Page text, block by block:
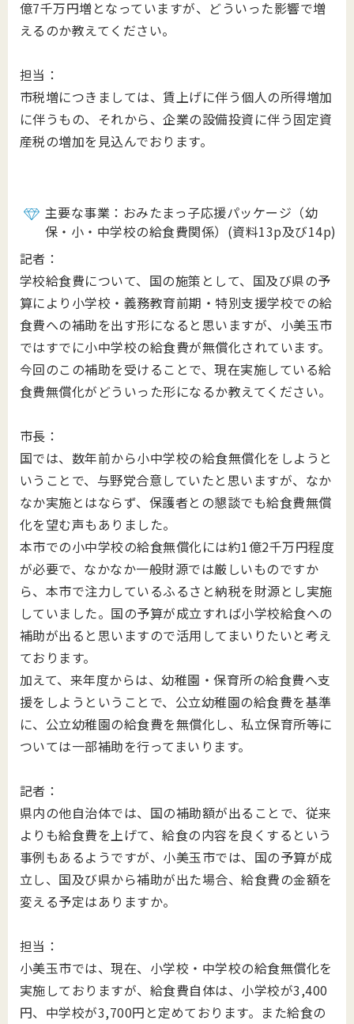
億7千万円増となっていますが、どういった影響で増
えるのか教えてください。
担当：
市税増につきましては、賃上げに伴う個人の所得増加
に伴うもの、それから、企業の設備投資に伴う固定資
産税の増加を見込んでおります。
主要な事業：おみたまっ子応援パッケージ（幼
保・小・中学校の給食費関係）(資料13p及び14p)
記者：
学校給食費について、国の施策として、国及び県の予
算により小学校・義務教育前期・特別支援学校での給
食費への補助を出す形になると思いますが、小美玉市
ではすでに小中学校の給食費が無償化されています。
今回のこの補助を受けることで、現在実施している給
食費無償化がどういった形になるか教えてください。
市長：
国では、数年前から小中学校の給食無償化をしようと
いうことで、与野党合意していたと思いますが、なか
なか実施とはならず、保護者との懇談でも給食費無償
化を望む声もありました。
本市での小中学校の給食無償化には約1億2千万円程度
が必要で、なかなか一般財源では厳しいものですか
ら、本市で注力しているふるさと納税を財源とし実施
していました。国の予算が成立すれば小学校給食への
補助が出ると思いますので活用してまいりたいと考え
ております。
加えて、来年度からは、幼稚園・保育所の給食費へ支
援をしようということで、公立幼稚園の給食費を基準
に、公立幼稚園の給食費を無償化し、私立保育所等に
ついては一部補助を行ってまいります。
記者：
県内の他自治体では、国の補助額が出ることで、従来
よりも給食費を上げて、給食の内容を良くするという
事例もあるようですが、小美玉市では、国の予算が成
立し、国及び県から補助が出た場合、給食費の金額を
変える予定はありますか。
担当：
小美玉市では、現在、小学校・中学校の給食無償化を
実施しておりますが、給食費自体は、小学校が3,400
円、中学校が3,700円と定めております。また給食の